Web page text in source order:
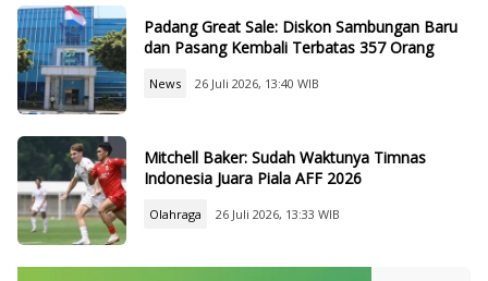
Padang Great Sale: Diskon Sambungan Baru
dan Pasang Kembali Terbatas 357 Orang
News 26 Juli 2026, 13:40 WIB
Mitchell Baker: Sudah Waktunya Timnas
Indonesia Juara Piala AFF 2026
Olahraga 26 Juli 2026, 13:33 WIB